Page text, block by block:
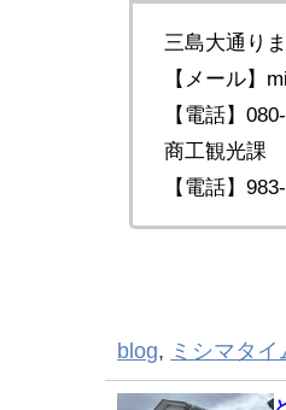
三島大通り
【メール】
【電話】
商工観光課
【電話】
blog, ミシマタイ